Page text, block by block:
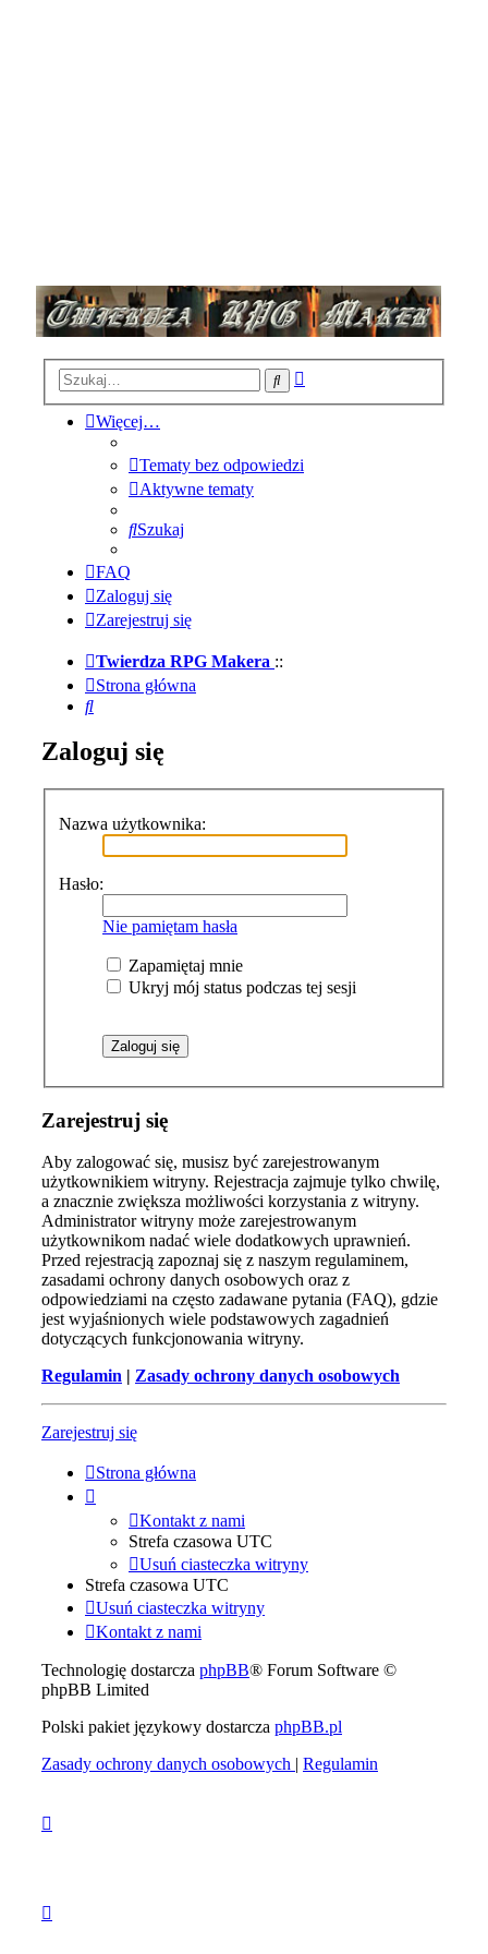
Szukaj
Więcej…
Tematy bez odpowiedzi
Aktywne tematy
Szukaj
FAQ
Zaloguj się
Zarejestruj się
Twierdza RPG Makera ::
Strona główna
Szukaj
Zaloguj się
Nazwa użytkownika:
Hasło:
Nie pamiętam hasła
Zapamiętaj mnie
Ukryj mój status podczas tej sesji
Zarejestruj się
Aby zalogować się, musisz być zarejestrowanym
użytkownikiem witryny. Rejestracja zajmuje tylko chwilę,
a znacznie zwiększa możliwości korzystania z witryny.
Administrator witryny może zarejestrowanym
użytkownikom nadać wiele dodatkowych uprawnień.
Przed rejestracją zapoznaj się z naszym regulaminem,
zasadami ochrony danych osobowych oraz z
odpowiedziami na często zadawane pytania (FAQ), gdzie
jest wyjaśnionych wiele podstawowych zagadnień
dotyczących funkcjonowania witryny.
Regulamin | Zasady ochrony danych osobowych
Zarejestruj się
Strona główna
Kontakt z nami
Strefa czasowa UTC
Usuń ciasteczka witryny
Strefa czasowa UTC
Usuń ciasteczka witryny
Kontakt z nami
Technologię dostarcza phpBB® Forum Software ©
phpBB Limited
Polski pakiet językowy dostarcza phpBB.pl
Zasady ochrony danych osobowych | Regulamin